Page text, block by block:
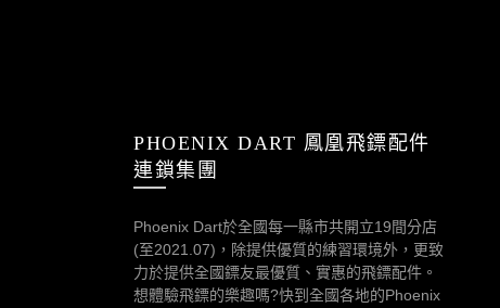
PHOENIX DART 鳳凰飛鏢配件
連鎖集團
Phoenix Dart於全國每一縣市共開立19間分店
(至2021.07)，除提供優質的練習環境外，更致
力於提供全國鏢友最優質、實惠的飛鏢配件。
想體驗飛鏢的樂趣嗎?快到全國各地的Phoenix